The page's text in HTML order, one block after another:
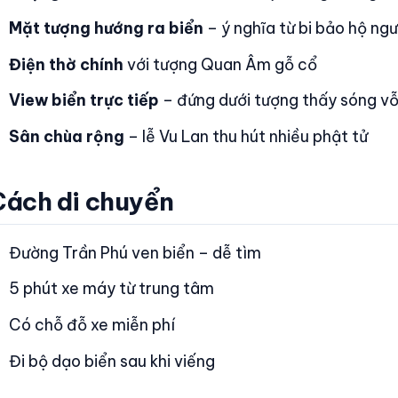
Mặt tượng hướng ra biển – ý nghĩa từ bi bảo hộ
Điện thờ chính với tượng Quan Âm gỗ cổ
View biển trực tiếp – đứng dưới tượng thấy sóng vỗ
Sân chùa rộng – lễ Vu Lan thu hút nhiều phật tử
di chuyển
Đường Trần Phú ven biển – dễ tìm
5 phút xe máy từ trung tâm
Có chỗ đỗ xe miễn phí
Đi bộ dạo biển sau khi viếng